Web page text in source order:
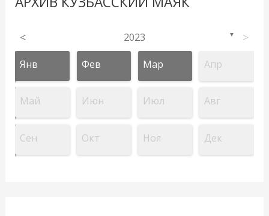
< 2023 ▼ >
Янв Фев Мар Апр
Май Июн Июл Авг
Сен Окт Ноя Дек